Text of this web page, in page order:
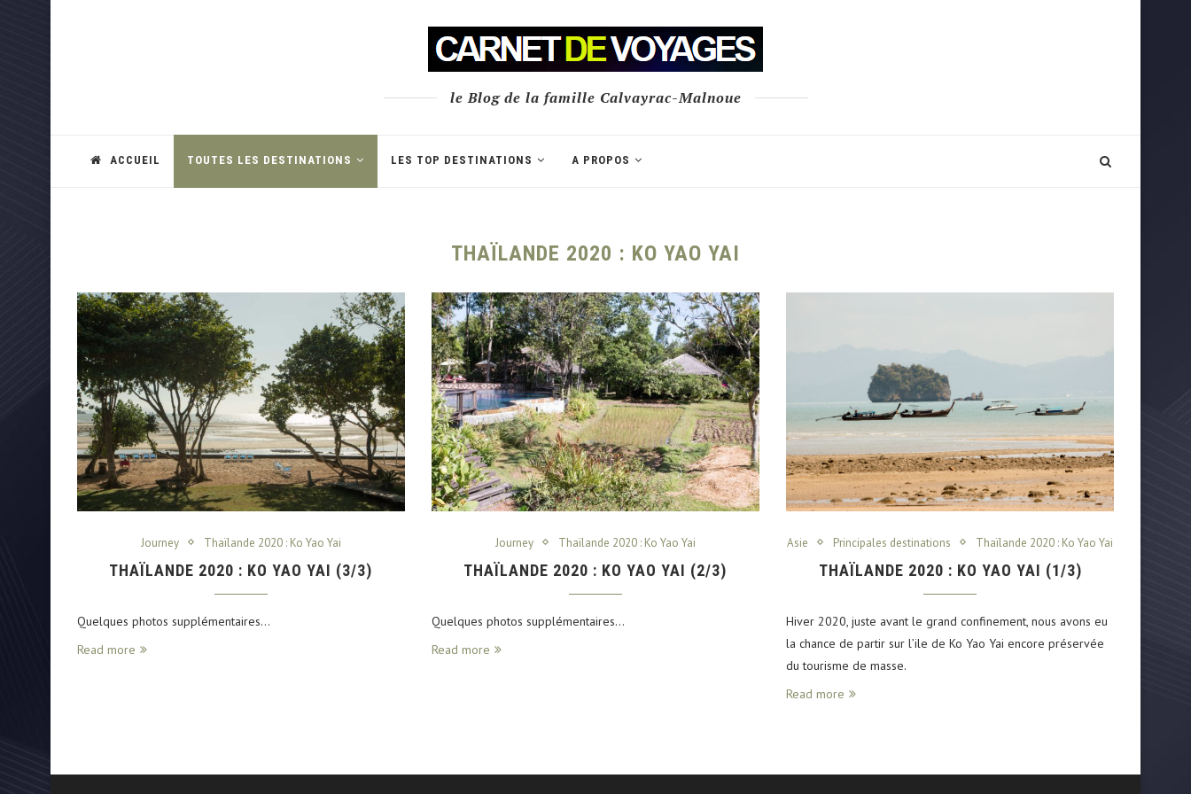
le Blog de la famille Calvayrac-Malnoue
ACCUEIL TOUTES LES DESTINATIONS LES TOP DESTINATIONS A PROPOS
THAÏLANDE 2020 : KO YAO YAI
Journey Thaïlande 2020 : Ko Yao Yai
THAÏLANDE 2020 : KO YAO YAI (3/3)
Quelques photos supplémentaires…
Read more
Journey Thaïlande 2020 : Ko Yao Yai
THAÏLANDE 2020 : KO YAO YAI (2/3)
Quelques photos supplémentaires…
Read more
Asie Principales destinations Thaïlande 2020 : Ko Yao Yai
THAÏLANDE 2020 : KO YAO YAI (1/3)
Hiver 2020, juste avant le grand confinement, nous avons eu
la chance de partir sur l’ile de Ko Yao Yai encore préservée
du tourisme de masse.
Read more